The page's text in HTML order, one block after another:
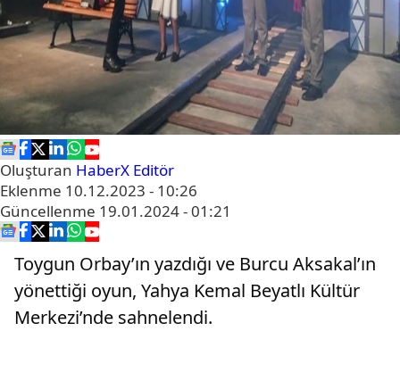
Oluşturan HaberX Editör
Eklenme 10.12.2023 - 10:26
Güncellenme 19.01.2024 - 01:21
Toygun Orbay’ın yazdığı ve Burcu Aksakal’ın
yönettiği oyun, Yahya Kemal Beyatlı Kültür
Merkezi’nde sahnelendi.